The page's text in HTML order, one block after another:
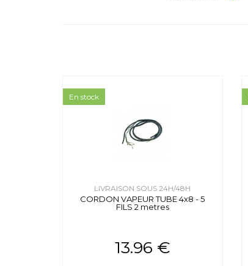
LIVRAISON SOUS 24H/48H
CORDON VAPEUR TUBE 4x8 - 5
FILS 2 metres
13.96 €
En stock